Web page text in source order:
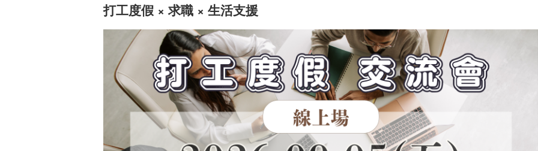
打工度假 × 求職 × 生活支援